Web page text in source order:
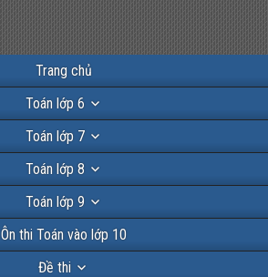
Trang chủ
Toán lớp 6
Toán lớp 7
Toán lớp 8
Toán lớp 9
Ôn thi Toán vào lớp 10
Đề thi